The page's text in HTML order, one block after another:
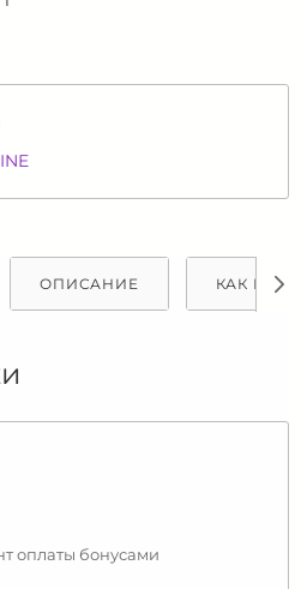
ОПИСАНИЕ КАК
оплаты бонусами